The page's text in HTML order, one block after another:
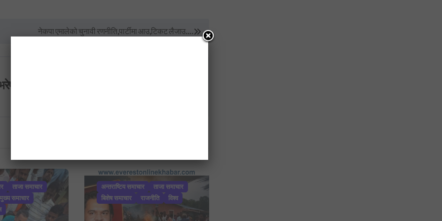
नेकपा एमालेको चुनावी रणनीति,पार्टीमा आउ,टिकट लैजाउ….
अन्लाईन खबर
ताजा समाचार
मुख्य समाचार
अन्तराष्टिय समाचार
ताजा समाचार
बिशेष समाचार
राजनीति विश्व